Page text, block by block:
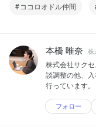
ココロオドル仲間
本橋 唯奈 株
株式会社サク
談調整の他、
行っています
フォロー